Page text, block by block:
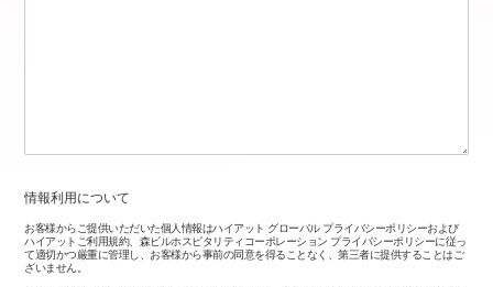
情報利用について
お客様からご提供いただいた個人情報はハイアット グローバル プライバシーポリシーおよび
ハイアットご利用規約、森ビルホスピタリティコーポレーション プライバシーポリシーに従っ
て適切かつ厳重に管理し、お客様から事前の同意を得ることなく、第三者に提供することはご
ざいません。